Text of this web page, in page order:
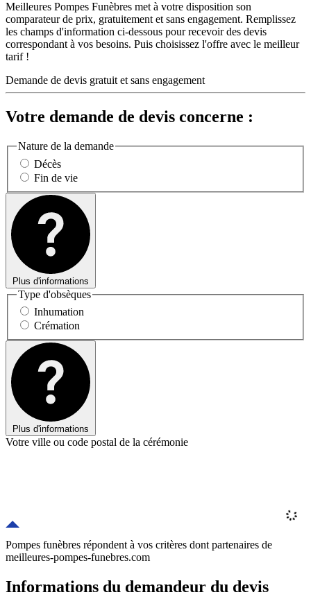
Meilleures Pompes Funèbres met à votre disposition son
comparateur de prix, gratuitement et sans engagement. Remplissez
les champs d'information ci-dessous pour recevoir des devis
correspondant à vos besoins. Puis choisissez l'offre avec le meilleur
tarif !
Demande de devis gratuit et sans engagement
Votre demande de devis concerne :
Nature de la demande
Décès
Fin de vie
Plus d'informations
Type d'obsèques
Inhumation
Crémation
Plus d'informations
Votre ville ou code postal de la cérémonie
Pompes funèbres répondent à vos critères dont partenaires de
meilleures-pompes-funebres.com
Informations du demandeur du devis